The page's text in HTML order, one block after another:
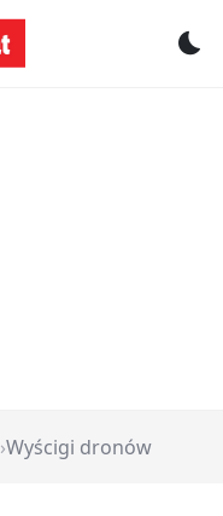
›Wyścigi dronów